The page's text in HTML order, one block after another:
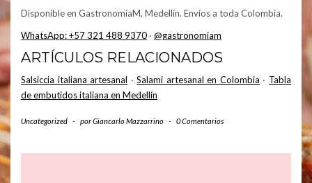
Disponible en GastronomiaM, Medellín. Envíos a toda Colombia.
WhatsApp: +57 321 488 9370 · @gastronomiam
ARTÍCULOS RELACIONADOS
Salsiccia italiana artesanal ·Salami artesanal en Colombia · Tabla
de embutidos italiana en Medellín
Uncategorized - porGiancarlo Mazzarrino - 0 Comentarios